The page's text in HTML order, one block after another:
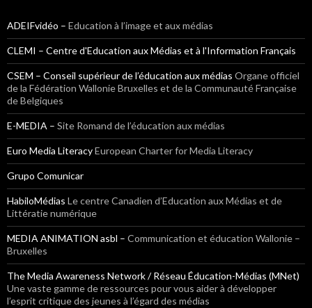
ADEIFvidéo – Education à l’image et aux médias
CLEMI – Centre d'Education aux Médias et à l'Information Français
CSEM – Conseil supérieur de l’éducation aux médias Organe officiel
de la Fédération Wallonie Bruxelles et de la Communauté Française
de Belgiques
E-MEDIA – Site Romand de l’éducation aux médias
Euro Media LiteracyEuropean Charter for Media Literacy
Grupo Comunicar
HabiloMédias Le centre Canadien d’Education aux Médias et de
Littératie numérique
MEDIA ANIMATION asbl – Communication et éducation Wallonie –
Bruxelles
The Media Awareness Network / Réseau Éducation-Médias (MNet)
Une vaste gamme de ressources pour vous aider à développer
l’esprit critique des jeunes à l’égard des médias